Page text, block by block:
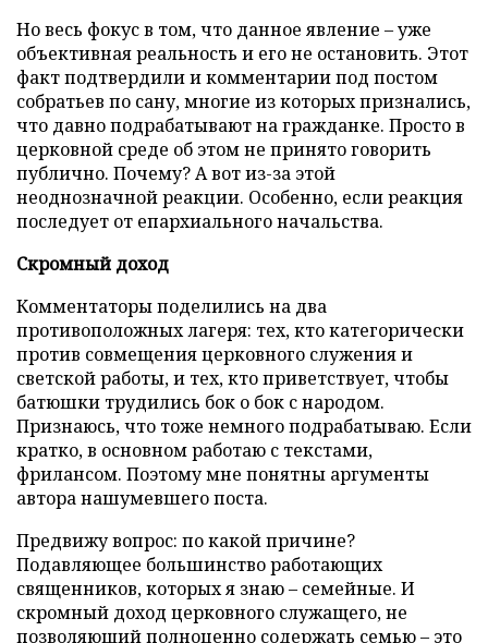
Но весь фокус в том, что данное явление – уже
объективная реальность и его не остановить. Этот
факт подтвердили и комментарии под постом
собратьев по сану, многие из которых признались,
что давно подрабатывают на гражданке. Просто в
церковной среде об этом не принято говорить
публично. Почему? А вот из-за этой
неоднозначной реакции. Особенно, если реакция
последует от епархиального начальства.
Скромный доход
Комментаторы поделились на два
противоположных лагеря: тех, кто категорически
против совмещения церковного служения и
светской работы, и тех, кто приветствует, чтобы
батюшки трудились бок о бок с народом.
Признаюсь, что тоже немного подрабатываю. Если
кратко, в основном работаю с текстами,
фрилансом. Поэтому мне понятны аргументы
автора нашумевшего поста.
Предвижу вопрос: по какой причине?
Подавляющее большинство работающих
священников, которых я знаю – семейные. И
скромный доход церковного служащего, не
позволяющий полноценно содержать семью – это